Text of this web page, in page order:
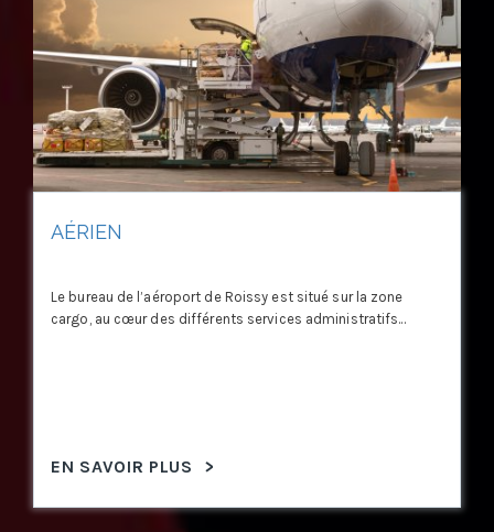
AÉRIEN
Le bureau de l’aéroport de Roissy est situé sur la zone
cargo, au cœur des différents services administratifs...
EN SAVOIR PLUS >